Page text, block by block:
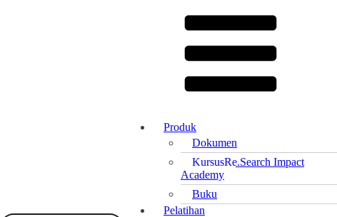
Produk
Dokumen
KursusRe.Search Impact
Academy
Buku
Pelatihan